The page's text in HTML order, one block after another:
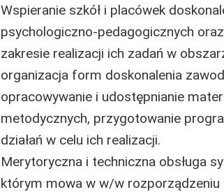
Wspieranie szkół i placówek
psychologiczno-pedagogicznych
zakresie realizacji ich zadań w
organizacja form doskonalenia
opracowywanie i udostępnianie
metodycznych, przygotowanie
działań w celu ich realizacji.
Merytoryczna i techniczna obsługa
którym mowa w w/w